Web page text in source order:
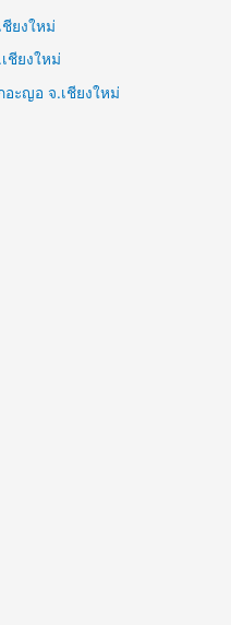
ยงใหม่
ชียงใหม่
ะญอ จ.เชียงใหม่